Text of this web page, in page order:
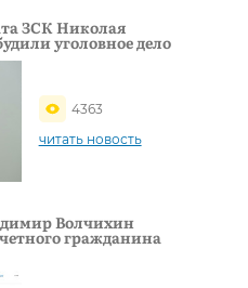
ЗСК Николая
уголовное дело
4363
читать новость
Волчихин
гражданина